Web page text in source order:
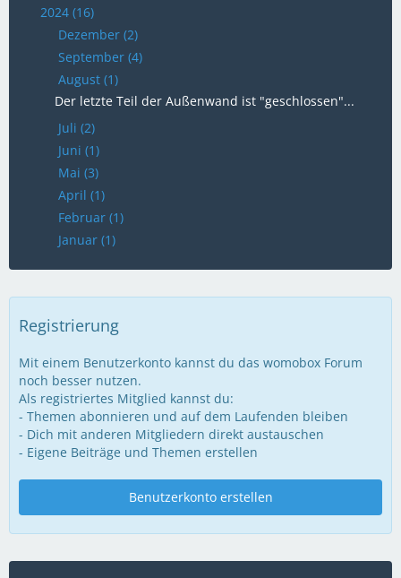
2024 (16)
Dezember (2)
September (4)
August (1)
Der letzte Teil der Außenwand ist "geschlossen"...
Juli (2)
Juni (1)
Mai (3)
April (1)
Februar (1)
Januar (1)
Registrierung
Mit einem Benutzerkonto kannst du das womobox Forum
noch besser nutzen.
Als registriertes Mitglied kannst du:
- Themen abonnieren und auf dem Laufenden bleiben
- Dich mit anderen Mitgliedern direkt austauschen
- Eigene Beiträge und Themen erstellen
Benutzerkonto erstellen